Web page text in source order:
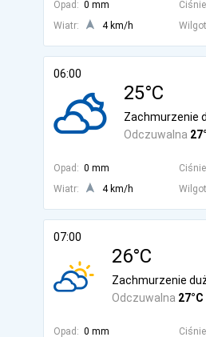
Opad: 0 mm
Wiatr:
4 km/h
06:00
25°C
Odczuwalna
Zachmurzenie
Opad: 0 mm
Wiatr:
4 km/h
07:00
26°C
Odczuwalna 27°C
Zachmurzenie
Opad: 0 mm